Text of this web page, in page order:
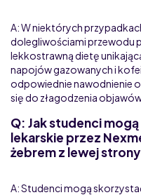
A: W niektórych
dolegliwościami przewodu
lekkostrawną dietę
napojów gazowanych i
odpowiednie nawodnienie
się do złagodzenia
Q: Jak studenci
lekarskie przez
żebrem z lewej
A: Studenci mogą